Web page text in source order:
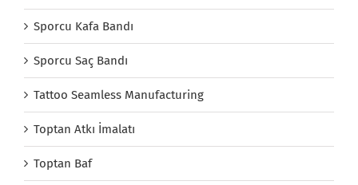
Sporcu Kafa Bandı
Sporcu Saç Bandı
Tattoo Seamless Manufacturing
Toptan Atkı İmalatı
Toptan Baf